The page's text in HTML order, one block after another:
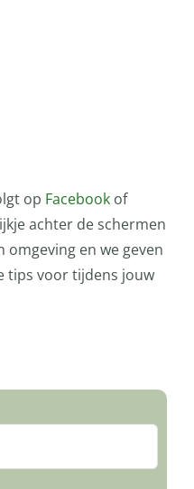
op Facebookof
achter de schermen
omgeving en we geven
tips voor tijdens jouw